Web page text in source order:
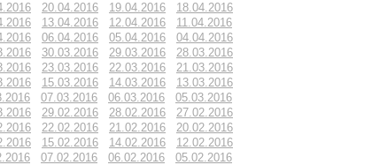
20.04.2016 19.04.2016
18.04.2016
13.04.2016 12.04.2016
11.04.2016
06.04.2016 05.04.2016
04.04.2016
30.03.2016 29.03.2016
28.03.2016
23.03.2016 22.03.2016
21.03.2016
15.03.2016 14.03.2016
13.03.2016
07.03.2016 06.03.2016
05.03.2016
29.02.2016 28.02.2016
27.02.2016
22.02.2016 21.02.2016
20.02.2016
15.02.2016 14.02.2016
12.02.2016
07.02.2016 06.02.2016
05.02.2016